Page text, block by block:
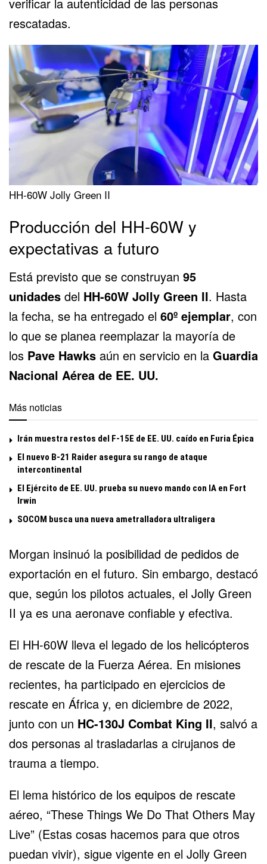
rescatadas.
HH-60W Jolly Green II
Producción del HH-60W y
expectativas a futuro
Está previsto que se construyan 95
unidades del HH-60W Jolly Green II. Hasta
la fecha, se ha entregado el 60º ejemplar, con
lo que se planea reemplazar la mayoría de
los Pave Hawks aún en servicio en la Guardia
Nacional Aérea de EE. UU.
Más noticias
Irán muestra restos del F-15E de EE. UU. caído en Furia Épica
El nuevo B-21 Raider asegura su rango de ataque
intercontinental
El Ejército de EE. UU. prueba su nuevo mando con IA en Fort
Irwin
SOCOM busca una nueva ametralladora ultraligera
Morgan insinuó la posibilidad de pedidos de
exportación en el futuro. Sin embargo, destacó
que, según los pilotos actuales, el Jolly Green
II ya es una aeronave confiable y efectiva.
El HH-60W lleva el legado de los helicópteros
de rescate de la Fuerza Aérea. En misiones
recientes, ha participado en ejercicios de
rescate en África y, en diciembre de 2022,
junto con un HC-130J Combat King II, salvó a
dos personas al trasladarlas a cirujanos de
trauma a tiempo.
El lema histórico de los equipos de rescate
aéreo, “These Things We Do That Others May
Live” (Estas cosas hacemos para que otros
puedan vivir), sigue vigente en el Jolly Green